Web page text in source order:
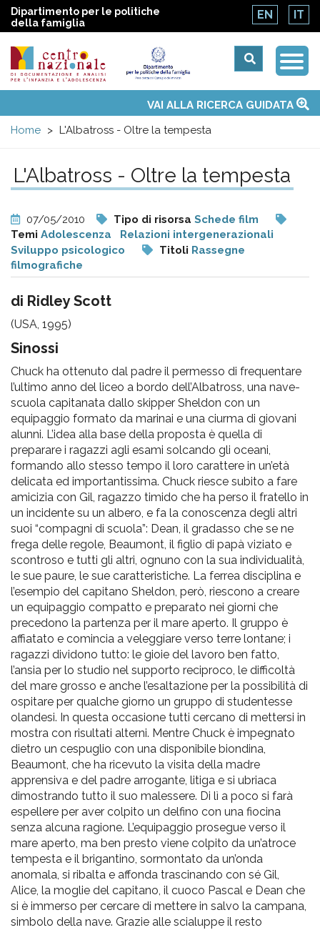
Dipartimento per le politiche
della famiglia
EN IT
Centro
nazionale
di
Documentazione
e
analisi
pr
l'infanzia
e
l'adolescenza
menu
Temi
Attività
Convenzione ONUVAI ALLA RICERCA GUIDATA
Home
L'Albatross - Oltre la tempesta
L'Albatross - Oltre la tempesta
07/05/2010 Tipo di risorsa Schede film
Temi Adolescenza
Relazioni intergenerazionali
Sviluppo psicologico
Titoli Rassegne
filmografiche
di Ridley Scott
(USA, 1995)
Sinossi
Chuck ha ottenuto dal padre il permesso di frequentare
l’ultimo anno del liceo a bordo dell’Albatross, una nave-
scuola capitanata dallo skipper Sheldon con un
equipaggio formato da marinai e una ciurma di giovani
alunni. L’idea alla base della proposta è quella di
preparare i ragazzi agli esami solcando gli oceani,
formando allo stesso tempo il loro carattere in un’età
delicata ed importantissima. Chuck riesce subito a fare
amicizia con Gil, ragazzo timido che ha perso il fratello in
un incidente su un albero, e fa la conoscenza degli altri
suoi “compagni di scuola”: Dean, il gradasso che se ne
frega delle regole, Beaumont, il figlio di papà viziato e
scontroso e tutti gli altri, ognuno con la sua individualità,
le sue paure, le sue caratteristiche. La ferrea disciplina e
l’esempio del capitano Sheldon, però, riescono a creare
un equipaggio compatto e preparato nei giorni che
precedono la partenza per il mare aperto. Il gruppo è
affiatato e comincia a veleggiare verso terre lontane; i
ragazzi dividono tutto: le gioie del lavoro ben fatto,
l’ansia per lo studio nel supporto reciproco, le difficoltà
del mare grosso e anche l’esaltazione per la possibilità di
ospitare per qualche giorno un gruppo di studentesse
olandesi. In questa occasione tutti cercano di mettersi in
mostra con risultati alterni. Mentre Chuck è impegnato
dietro un cespuglio con una disponibile biondina,
Beaumont, che ha ricevuto la visita della madre
apprensiva e del padre arrogante, litiga e si ubriaca
dimostrando tutto il suo malessere. Di lì a poco si farà
espellere per aver colpito un delfino con una fiocina
senza alcuna ragione. L’equipaggio prosegue verso il
mare aperto, ma ben presto viene colpito da un’atroce
tempesta e il brigantino, sormontato da un’onda
anomala, si ribalta e affonda trascinando con sé Gil,
Alice, la moglie del capitano, il cuoco Pascal e Dean che
si è immerso per cercare di mettere in salvo la campana,
simbolo della nave. Grazie alle scialuppe il resto